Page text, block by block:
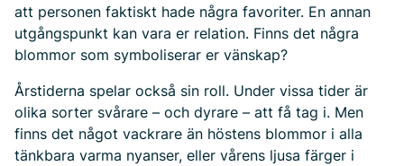
att personen faktiskt hade några favoriter. En annan
utgångspunkt kan vara er relation. Finns det några
blommor som symboliserar er vänskap?
Årstiderna spelar också sin roll. Under vissa tider är
olika sorter svårare – och dyrare – att få tag i. Men
finns det något vackrare än höstens blommor i alla
tänkbara varma nyanser, eller vårens ljusa färger i